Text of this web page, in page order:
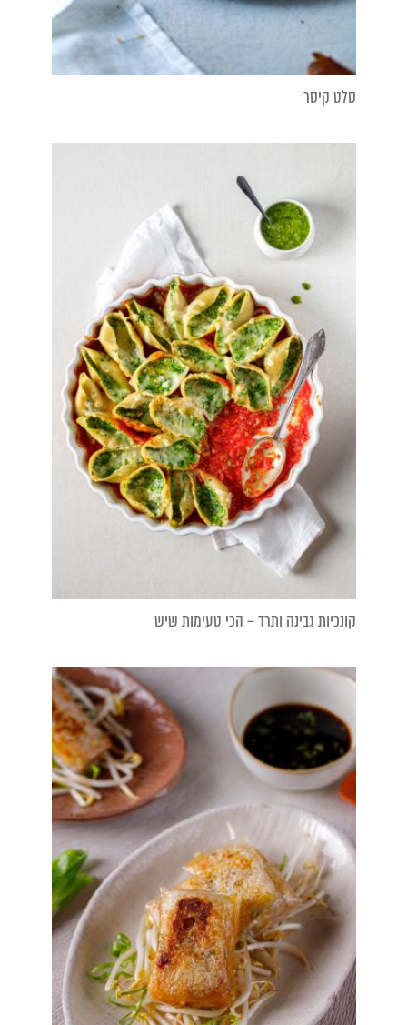
סלט קיסר
קונכיות גבינה ותרד – הכי טעימות שיש